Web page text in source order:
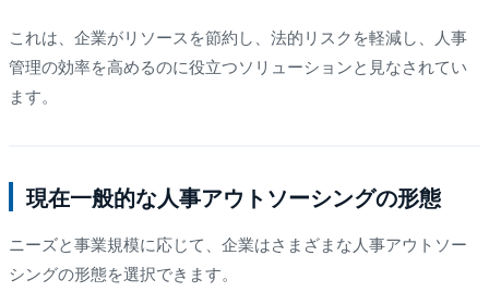
これは、企業がリソースを節約し、法的リスクを軽減し、人事
管理の効率を高めるのに役立つソリューションと見なされてい
ます。
現在一般的な人事アウトソーシングの形態
ニーズと事業規模に応じて、企業はさまざまな人事アウトソー
シングの形態を選択できます。